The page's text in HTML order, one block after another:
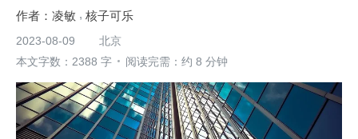
凌敏 核子可乐
2023-08-09
北京
本文字数：2388 字
阅读完需：约 8 分钟